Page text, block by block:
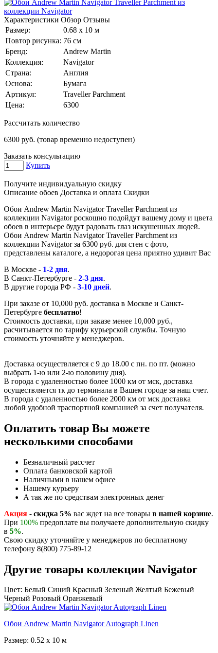
Характеристики Обзор Отзывы
Размер:
0.68 x 10 м
Повтор рисунка: 76 см
Бренд:
Andrew Martin
Коллекция:
Navigator
Страна:
Англия
Основа:
Бумага
Артикул:
Traveller Parchment
Цена:
6300
Рассчитать количество
6300 руб. (товар временно недоступен)
Заказать консультацию
Купить
Получите индивидуальную скидку
Описание обоев Доставка и оплата Скидки
Обои Andrew Martin Navigator Traveller Parchment из
коллекции Navigator роскошно подойдут вашему дому и цвета
обоев в интерьере будут радовать глаз искушенных людей.
Обои Andrew Martin Navigator Traveller Parchment из
коллекции Navigator за 6300 руб. для стен с фото,
представлены каталоге, а недорогая цена приятно удивит Вас
В Москве - 1-2 дня.
В Санкт-Петербурге - 2-3 дня.
В другие города РФ - 3-10 дней.
При заказе от 10,000 руб. доставка в Москве и Санкт-
Петербурге бесплатно!
Стоимость доставки, при заказе менее 10,000 руб.,
расчитывается по тарифу курьерской службы. Точную
стоимость уточняйте у менеджеров.
Доставка осуществляется с 9 до 18.00 с пн. по пт. (можно
выбрать 1-ю или 2-ю половину дня).
В города с удаленностью более 1000 км от мск, доставка
осуществляется тк до терминала в Вашем городе за наш счет.
В города с удаленностью более 2000 км от мск доставка
любой удобной траспортной компанией за счет получателя.
Оплатить товар Вы можете
несколькими способами
Безналичный рассчет
Оплата банковской картой
Наличными в нашем офисе
Нашему курьеру
А так же по средствам электронных денег
Акция - скидка 5% вас ждет на все товары в нашей корзине.
При 100% предоплате вы получаете дополнительную скидку
в 5%.
Свою скидку уточняйте у менеджеров по бесплатному
телефону 8(800) 775-89-12
Другие товары коллекции Navigator
Цвет: Белый Синий Красный Зеленый Желтый Бежевый
Черный Розовый Оранжевый
Обои Andrew Martin Navigator Autograph Linen
Размер: 0.52 x 10 м